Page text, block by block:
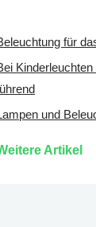
für
und
Artikel